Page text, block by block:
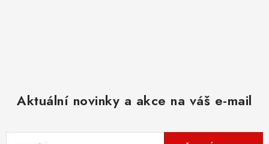
Aktuální novinky a akce na váš e-mail